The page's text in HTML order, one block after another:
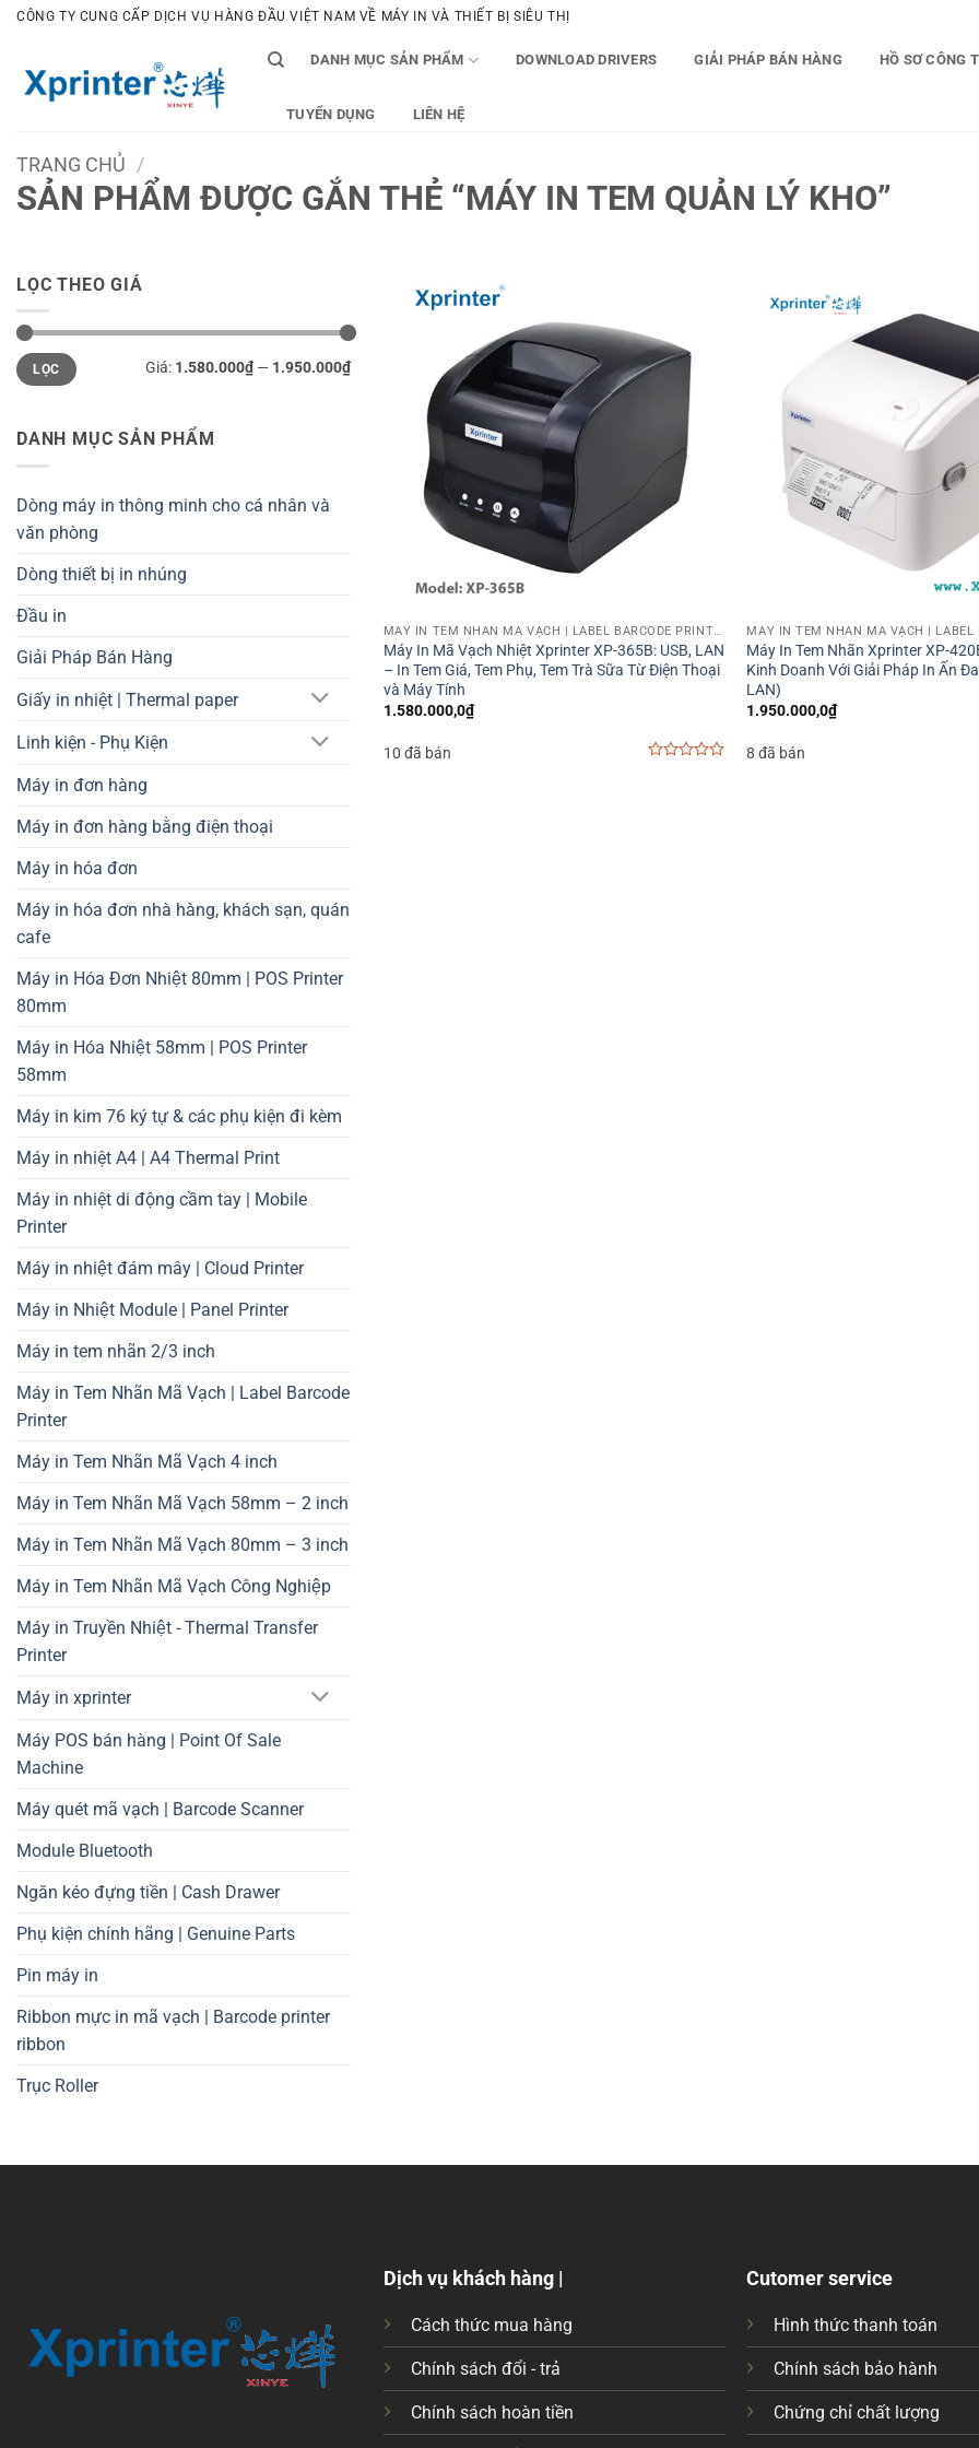
Bỏ
dung
CÔNG TY CUNG CẤP DỊCH VỤ HÀNG ĐẦU VIỆT NAM VỀ MÁY IN VÀ THIẾT BỊ SIÊU THỊ
DANH MỤC SẢN PHẨM DOWNLOAD DRIVERS GIẢI PHÁP BÁN HÀNG HỒ SƠ CÔNG
TUYỂN DỤNG LIÊN HỆ
TRANG CHỦ /
SẢN PHẨM ĐƯỢC GẮN THẺ “MÁY IN TEM QUẢN LÝ KHO”
LỌC THEO GIÁ
Giá
tối
thiểu
Giá
tối
đa
LỌC Giá: 1.580.000₫— 1.950.000₫
DANH MỤC SẢN PHẨM
Dòng máy in thông minh cho cá nhân và
văn phòng
Dòng thiết bị in nhúng
Đầu in
Giải Pháp Bán Hàng
Giấy in nhiệt | Thermal paper
Linh kiện - Phụ Kiện
Máy in đơn hàng
Máy in đơn hàng bằng điện thoại
Máy in hóa đơn
Máy in hóa đơn nhà hàng, khách sạn, quán
cafe
Máy in Hóa Đơn Nhiệt 80mm | POS Printer
80mm
Máy in Hóa Nhiệt 58mm | POS Printer
58mm
Máy in kim 76 ký tự & các phụ kiện đi kèm
Máy in nhiệt A4 | A4 Thermal Print
Máy in nhiệt di động cầm tay | Mobile
Printer
Máy in nhiệt đám mây | Cloud Printer
Máy in Nhiệt Module | Panel Printer
Máy in tem nhãn 2/3 inch
Máy in Tem Nhãn Mã Vạch | Label Barcode
Printer
Máy in Tem Nhãn Mã Vạch 4 inch
Máy in Tem Nhãn Mã Vạch 58mm – 2 inch
Máy in Tem Nhãn Mã Vạch 80mm – 3 inch
Máy in Tem Nhãn Mã Vạch Công Nghiệp
Máy in Truyền Nhiệt - Thermal Transfer
Printer
Máy in xprinter
Máy POS bán hàng | Point Of Sale
Machine
Máy quét mã vạch | Barcode Scanner
Module Bluetooth
Ngăn kéo đựng tiền | Cash Drawer
Phụ kiện chính hãng | Genuine Parts
Pin máy in
Ribbon mực in mã vạch | Barcode printer
ribbon
Trục Roller
MÁY IN TEM NHÃN MÃ VẠCH | LABEL BARCODE PRINTER
Máy In Mã Vạch Nhiệt Xprinter XP-365B: USB, LAN
– In Tem Giá, Tem Phụ, Tem Trà Sữa Từ Điện Thoại
và Máy Tính
1.580.000,0₫
10 đã bán
Máy In Tem Nhãn Xprinter XP-
Kinh Doanh Với Giải Pháp In Ấn
LAN)
1.950.000,0₫
8 đã bán
Dịch vụ khách hàng |
Cách thức mua hàng
Chính sách đổi - trả
Chính sách hoàn tiền
Cutomer service
Hình thức thanh toán
Chính sách bảo hành
Chứng chỉ chất lượng